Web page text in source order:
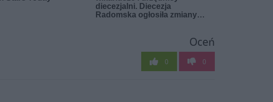
Oceń
0 0